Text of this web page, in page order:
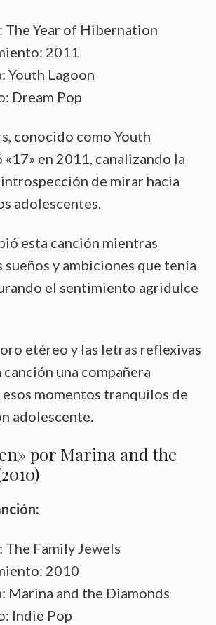
The Year of Hibernation
2011
Youth Lagoon
Dream Pop
conocido como Youth
«17» en 2011, canalizando la
de mirar hacia
adolescentes.
esta canción mientras
y ambiciones que tenía
el sentimiento agridulce
etéreo y las letras reflexivas
canción una compañera
momentos tranquilos de
adolescente.
por Marina and the
The Family Jewels
2010
Marina and the Diamonds
Indie Pop